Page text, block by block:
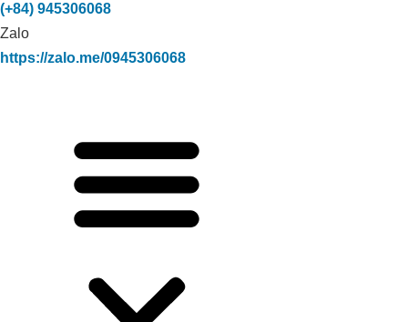
(+84) 945306068
Zalo
https://zalo.me/0945306068